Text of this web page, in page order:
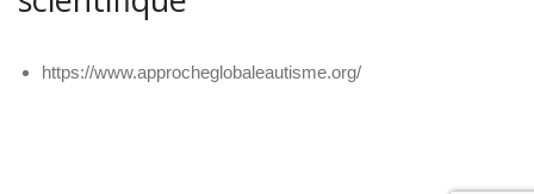
https://www.approcheglobaleautisme.org/